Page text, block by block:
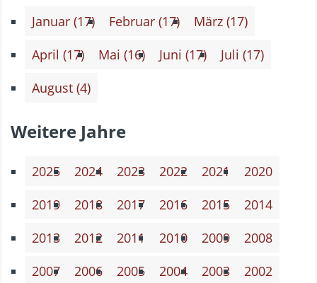
Januar (17) Februar (17)
März (17)
April (17)
Mai (16) Juni (17)
Juli (17)
August (4)
Weitere Jahre
2025 2024 2023 2022 2021
2020
2019
2018 2017 2016 2015
2014
2013
2012 2011 2010 2009
2008
2007
2006 2005 2004 2003 2002